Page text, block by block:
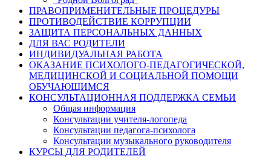
ПРАВОПРИМЕНИТЕЛЬНЫЕ ПРОЦЕДУРЫ
ПРОТИВОДЕЙСТВИЕ КОРРУПЦИИ
ЗАЩИТА ПЕРСОНАЛЬНЫХ ДАННЫХ
ДЛЯ ВАС РОДИТЕЛИ
ИНДИВИДУАЛЬНАЯ РАБОТА
ОКАЗАНИЕ ПСИХОЛОГО-ПЕДАГОГИЧЕСКОЙ,
МЕДИЦИНСКОЙ И СОЦИАЛЬНОЙ ПОМОЩИ
ОБУЧАЮЩИМСЯ
КОНСУЛЬТАЦИОННАЯ ПОДДЕРЖКА СЕМЬИ
Общая информация
Консультации учителя-логопеда
Консультации педагога-психолога
Консультации музыкального руководителя
КУРСЫ ДЛЯ РОДИТЕЛЕЙ